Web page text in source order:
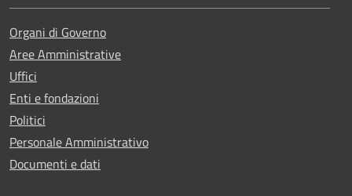
Organi di Governo
Aree Amministrative
Uffici
Enti e fondazioni
Politici
Personale Amministrativo
Documenti e dati